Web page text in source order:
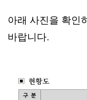
아래 사진을 확인
바랍니다.